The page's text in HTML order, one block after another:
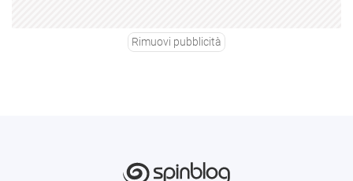
Rimuovi pubblicità